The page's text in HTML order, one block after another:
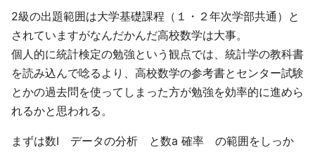
2級の出題範囲は大学基礎課程（１・２年次学部共通）と
されていますがなんだかんだ高校数学は大事。
個人的に統計検定の勉強という観点では、統計学の教科書
を読み込んで唸るより、高校数学の参考書とセンター試験
とかの過去問を使ってしまった方が勉強を効率的に進めら
れるかと思われる。
まずは数Ⅰ データの分析 と数a 確率 の範囲をしっか